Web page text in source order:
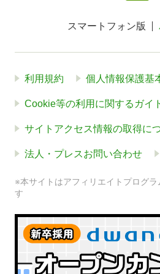
スマートフォン版
利用規約 個人情報保護基
Cookie等の利用に関するガイ
サイトアクセス情報の取得に
法人・プレスお問い合わせ
※本サイトはアフィリエイトプログ
す